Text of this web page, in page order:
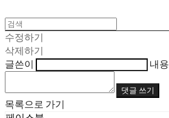
수정하기
삭제하기
글쓴이
내용
댓글 쓰기
목록으로 가기